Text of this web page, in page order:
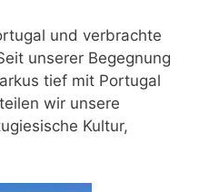
und verbrachte
unserer Begegnung
tief mit Portugal
wir unsere
Kultur,